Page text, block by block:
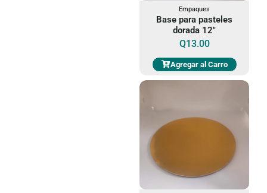
Empaques
Base para pasteles
dorada 12"
Q13.00
Agregar al Carro